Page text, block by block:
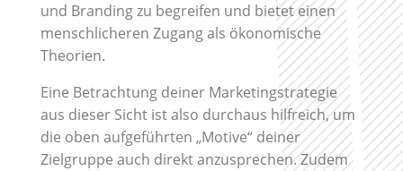
und Branding zu begreifen und bietet einen
menschlicheren Zugang als ökonomische
Theorien.
Eine Betrachtung deiner Marketingstrategie
aus dieser Sicht ist also durchaus hilfreich, um
die oben aufgeführten „Motive“ deiner
Zielgruppe auch direkt anzusprechen. Zudem